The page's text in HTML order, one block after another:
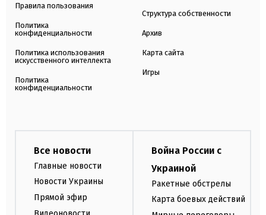
Правила пользования
Политика
конфиденциальности
Политика использования
искусственного интеллекта
Политика
конфиденциальности
Структура собственности
Архив
Карта сайта
Игры
Все новости
Главные новости
Новости Украины
Прямой эфир
Война России с
Украиной
Ракетные обстрелы
Карта боевых действий